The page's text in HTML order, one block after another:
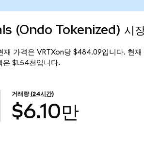
(Ondo Tokenized) 시장
가격은 VRTXon당 $484.09입니다. 현재
$1.54천입니다.
거래량 (24시간)
$6.10만